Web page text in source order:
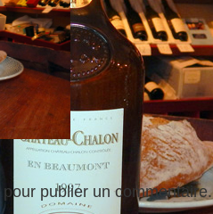
pour publier un commentaire.